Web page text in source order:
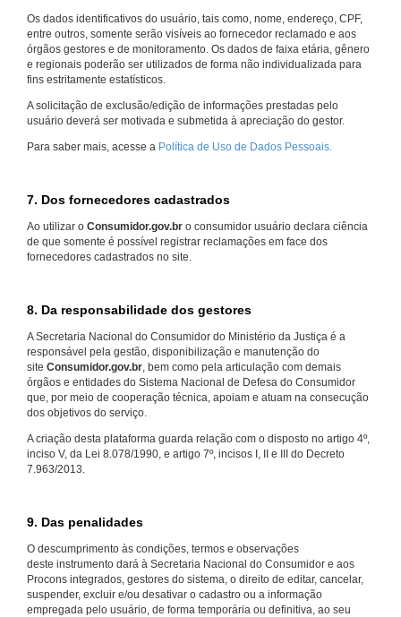
Os dados identificativos do usuário, tais como, nome, endereço, CPF,
entre outros, somente serão visíveis ao fornecedor reclamado e aos
órgãos gestores e de monitoramento. Os dados de faixa etária, gênero
e regionais poderão ser utilizados de forma não individualizada para
fins estritamente estatísticos.
A solicitação de exclusão/edição de informações prestadas pelo
usuário deverá ser motivada e submetida à apreciação do gestor.
Para saber mais, acesse a Política de Uso de Dados Pessoais.
7. Dos fornecedores cadastrados
Ao utilizar o Consumidor.gov.br o consumidor usuário declara ciência
de que somente é possível registrar reclamações em face dos
fornecedores cadastrados no site.
8. Da responsabilidade dos gestores
A Secretaria Nacional do Consumidor do Ministério da Justiça é a
responsável pela gestão, disponibilização e manutenção do
site Consumidor.gov.br, bem como pela articulação com demais
órgãos e entidades do Sistema Nacional de Defesa do Consumidor
que, por meio de cooperação técnica, apoiam e atuam na consecução
dos objetivos do serviço.
A criação desta plataforma guarda relação com o disposto no artigo 4º,
inciso V, da Lei 8.078/1990, e artigo 7º, incisos I, II e III do Decreto
7.963/2013.
9. Das penalidades
O descumprimento às condições, termos e observações
deste instrumento dará à Secretaria Nacional do Consumidor e aos
Procons integrados, gestores do sistema, o direito de editar, cancelar,
suspender, excluir e/ou desativar o cadastro ou a informação
empregada pelo usuário, de forma temporária ou definitiva, ao seu